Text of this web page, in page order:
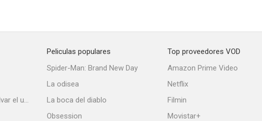
Stuart no consigue salvar el universo
Peliculas populares
Spider-Man: Brand New Day
La odisea
La boca del diablo
Obsession
Top proveedores VOD
Amazon Prime Video
Netflix
Filmin
Movistar+